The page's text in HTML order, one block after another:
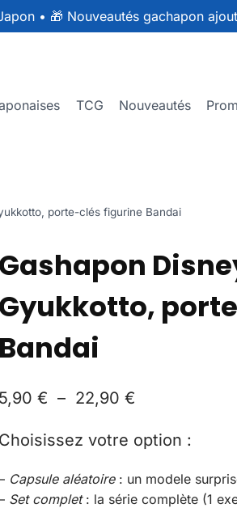
• 🎁 Nouveautés gachapon
TCG Nouveautés
porte-clés figurine Bandai
Gashapon
Gyukkotto,
Bandai
5,90 € – 22,90 €
Choisissez votre option :
Capsule aléatoire: un modele
Set complet: la série complète (1